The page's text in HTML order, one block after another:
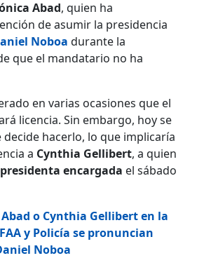
Abad, quien ha
de asumir la presidencia
Noboa durante la
que el mandatario no ha
en varias ocasiones que el
licencia. Sin embargo, hoy se
hacerlo, lo que implicaría
a Cynthia Gellibert, a quien
encargada el sábado
o Cynthia Gellibert en la
y Policía se pronuncian
Noboa